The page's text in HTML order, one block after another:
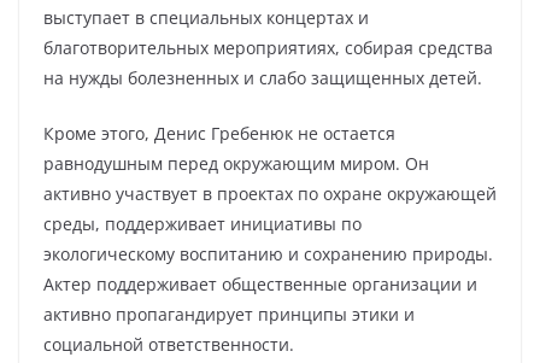
выступает в специальных концертах и
благотворительных мероприятиях, собирая средства
на нужды болезненных и слабо защищенных детей.
Кроме этого, Денис Гребенюк не остается
равнодушным перед окружающим миром. Он
активно участвует в проектах по охране окружающей
среды, поддерживает инициативы по
экологическому воспитанию и сохранению природы.
Актер поддерживает общественные организации и
активно пропагандирует принципы этики и
социальной ответственности.